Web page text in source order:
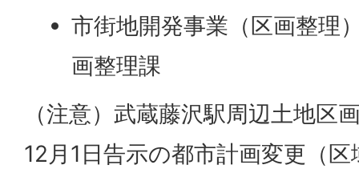
市街地開発事業（区画整理
画整理課
（注意）武蔵藤沢駅周辺土地区
12月1日告示の都市計画変更（